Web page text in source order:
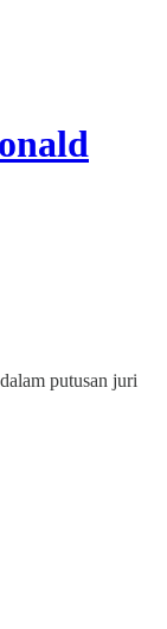
putusan juri